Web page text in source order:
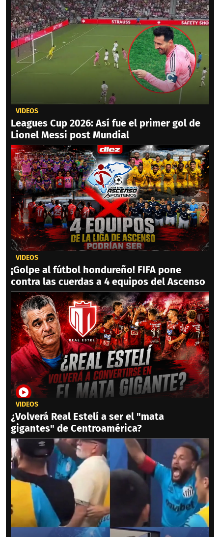
VIDEOS
Leagues Cup 2026: Así fue el primer gol de
Lionel Messi post Mundial
VIDEOS
¡Golpe al fútbol hondureño! FIFA pone
contra las cuerdas a 4 equipos del Ascenso
VIDEOS
¿Volverá Real Estelí a ser el "mata
gigantes" de Centroamérica?